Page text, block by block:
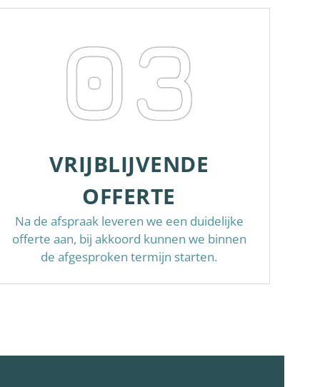
03
VRIJBLIJVENDE
OFFERTE
Na de afspraak leveren we een duidelijke
offerte aan, bij akkoord kunnen we binnen
de afgesproken termijn starten.